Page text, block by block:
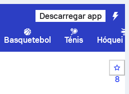
Descarregar app
Basquetebol Ténis
Hóquei
de Lisboa 1º Divisão, Feminino
direto, calendário, jogos e
8